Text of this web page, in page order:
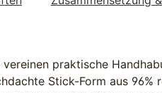
praktische
Stick-Form aus